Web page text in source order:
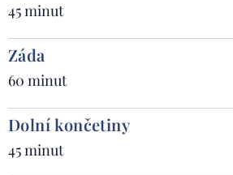
45 minut
Záda
60 minut
Dolní končetiny
45 minut